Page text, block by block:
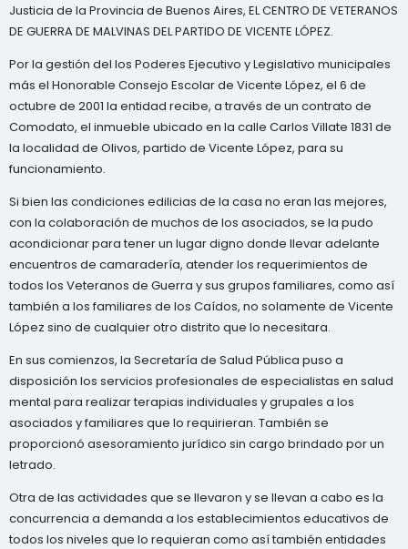
Justicia de la Provincia de Buenos Aires, EL CENTRO DE VETERANOS
DE GUERRA DE MALVINAS DEL PARTIDO DE VICENTE LÓPEZ.
Por la gestión del los Poderes Ejecutivo y Legislativo municipales
más el Honorable Consejo Escolar de Vicente López, el 6 de
octubre de 2001 la entidad recibe, a través de un contrato de
Comodato, el inmueble ubicado en la calle Carlos Villate 1831 de
la localidad de Olivos, partido de Vicente López, para su
funcionamiento.
Si bien las condiciones edilicias de la casa no eran las mejores,
con la colaboración de muchos de los asociados, se la pudo
acondicionar para tener un lugar digno donde llevar adelante
encuentros de camaradería, atender los requerimientos de
todos los Veteranos de Guerra y sus grupos familiares, como así
también a los familiares de los Caídos, no solamente de Vicente
López sino de cualquier otro distrito que lo necesitara.
En sus comienzos, la Secretaría de Salud Pública puso a
disposición los servicios profesionales de especialistas en salud
mental para realizar terapias individuales y grupales a los
asociados y familiares que lo requirieran. También se
proporcionó asesoramiento jurídico sin cargo brindado por un
letrado.
Otra de las actividades que se llevaron y se llevan a cabo es la
concurrencia a demanda a los establecimientos educativos de
todos los niveles que lo requieran como así también entidades